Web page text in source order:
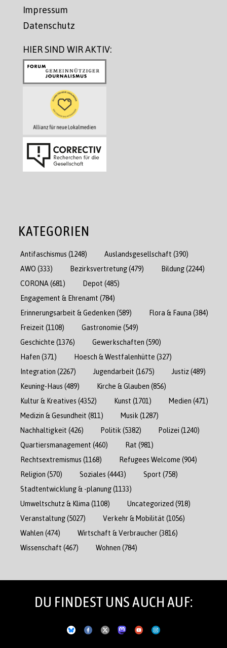
Impressum
Datenschutz
HIER SIND WIR AKTIV:
KATEGORIEN
Antifaschismus (1248) Auslandsgesellschaft (390)
AWO (333) Bezirksvertretung(479) Bildung(2244)
CORONA (681) Depot (485)
Engagement & Ehrenamt (784)
Erinnerungsarbeit & Gedenken (589) Flora & Fauna (384)
Freizeit (1108) Gastronomie (549)
Geschichte (1376) Gewerkschaften (590)
Hafen (371) Hoesch & Westfalenhütte (327)
Integration (2267) Jugendarbeit (1675) Justiz(489)
Keuning-Haus (489) Kirche & Glauben (856)
Kultur & Kreatives (4352) Kunst (1701) Medien (471)
Medizin & Gesundheit (811) Musik (1287)
Nachhaltigkeit (426) Politik (5382) Polizei (1240)
Quartiersmanagement (460) Rat (981)
Rechtsextremismus (1168) Refugees Welcome (904)
Religion (570) Soziales (4443) Sport (758)
Stadtentwicklung & -planung(1133)
Umweltschutz & Klima (1108) Uncategorized (918)
Veranstaltung(5027) Verkehr & Mobilität (1056)
Wahlen (474) Wirtschaft & Verbraucher(3816)
Wissenschaft (467) Wohnen (784)
DU FINDEST UNS AUCH AUF: